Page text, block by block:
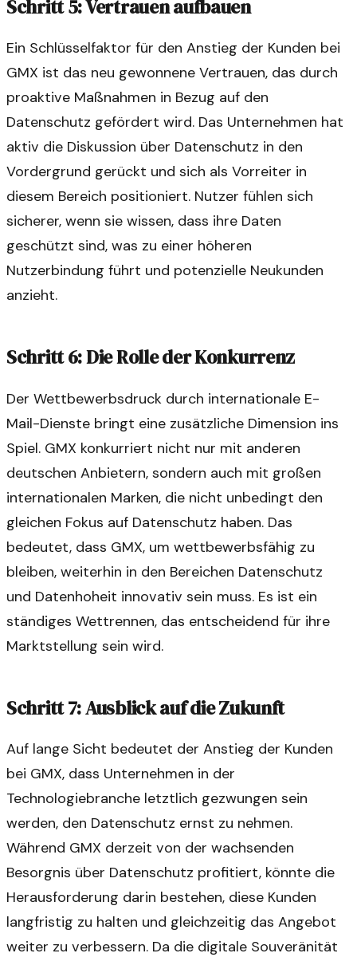
Schritt 5: Vertrauen aufbauen
Ein Schlüsselfaktor für den Anstieg der Kunden bei
GMX ist das neu gewonnene Vertrauen, das durch
proaktive Maßnahmen in Bezug auf den
Datenschutz gefördert wird. Das Unternehmen hat
aktiv die Diskussion über Datenschutz in den
Vordergrund gerückt und sich als Vorreiter in
diesem Bereich positioniert. Nutzer fühlen sich
sicherer, wenn sie wissen, dass ihre Daten
geschützt sind, was zu einer höheren
Nutzerbindung führt und potenzielle Neukunden
anzieht.
Schritt 6: Die Rolle der Konkurrenz
Der Wettbewerbsdruck durch internationale E-
Mail-Dienste bringt eine zusätzliche Dimension ins
Spiel. GMX konkurriert nicht nur mit anderen
deutschen Anbietern, sondern auch mit großen
internationalen Marken, die nicht unbedingt den
gleichen Fokus auf Datenschutz haben. Das
bedeutet, dass GMX, um wettbewerbsfähig zu
bleiben, weiterhin in den Bereichen Datenschutz
und Datenhoheit innovativ sein muss. Es ist ein
ständiges Wettrennen, das entscheidend für ihre
Marktstellung sein wird.
Schritt 7: Ausblick auf die Zukunft
Auf lange Sicht bedeutet der Anstieg der Kunden
bei GMX, dass Unternehmen in der
Technologiebranche letztlich gezwungen sein
werden, den Datenschutz ernst zu nehmen.
Während GMX derzeit von der wachsenden
Besorgnis über Datenschutz profitiert, könnte die
Herausforderung darin bestehen, diese Kunden
langfristig zu halten und gleichzeitig das Angebot
weiter zu verbessern. Da die digitale Souveränität